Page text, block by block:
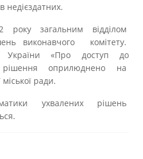
недієздатних.
року загальним відділом
виконавчого комітету.
України «Про доступ до
рішення оприлюднено на
ради.
ухвалених рішень